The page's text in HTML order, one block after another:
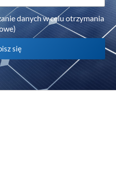
danych w celu otrzymania
się